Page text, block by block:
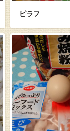
ピラフ